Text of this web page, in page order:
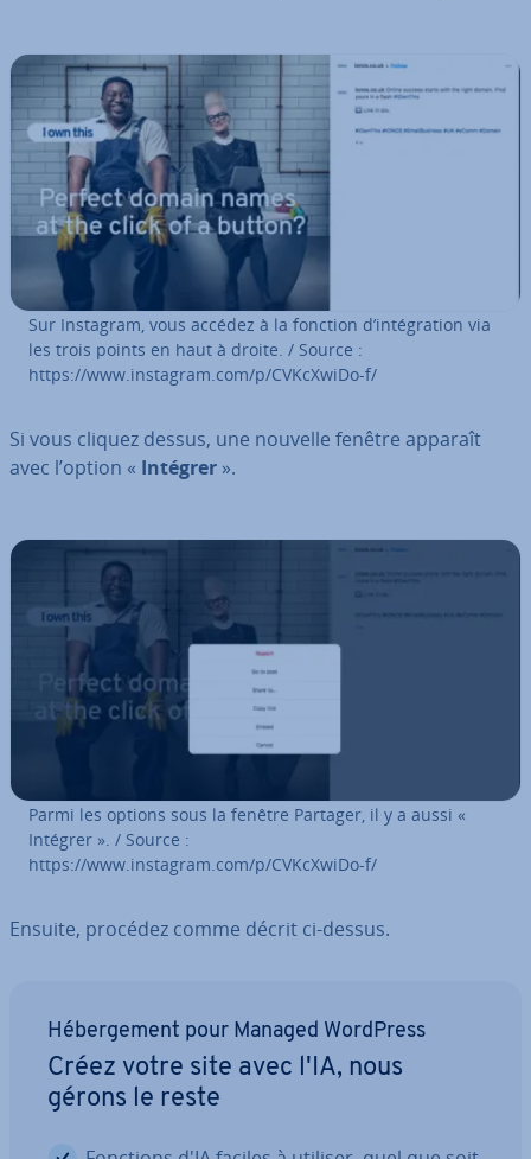
Sur Instagram, vous accédez à la fonction d’in­té­gra­tion via
les trois points en haut à droite. / Source :
https://www.instagram.com/p/CVKcXwiDo-f/
Si vous cliquez dessus, une nouvelle fenêtre apparaît
avec l’option « Intégrer ».
Parmi les options sous la fenêtre Partager, il y a aussi «
Intégrer ». / Source :
https://www.instagram.com/p/CVKcXwiDo-f/
Ensuite, procédez comme décrit ci-dessus.
Hé­ber­ge­ment pour Managed WordPress
Créez votre site avec l'IA, nous
gérons le reste